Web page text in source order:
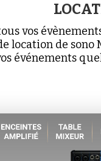
vos
location de
événements